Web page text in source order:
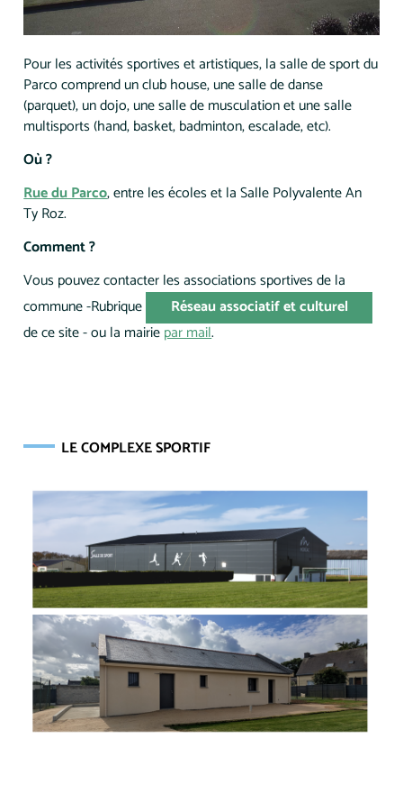
Pour les activités sportives et artistiques, la salle de sport du
Parco comprend un club house, une salle de danse
(parquet), un dojo, une salle de musculation et une salle
multisports (hand, basket, badminton, escalade, etc).
Où ?
Rue du Parco, entre les écoles et la Salle Polyvalente An
Ty Roz.
Comment ?
Vous pouvez contacter les associations sportives de la
commune -Rubrique
Réseau associatif et culturel
de ce site - ou la mairiepar mail.
LE COMPLEXE SPORTIF